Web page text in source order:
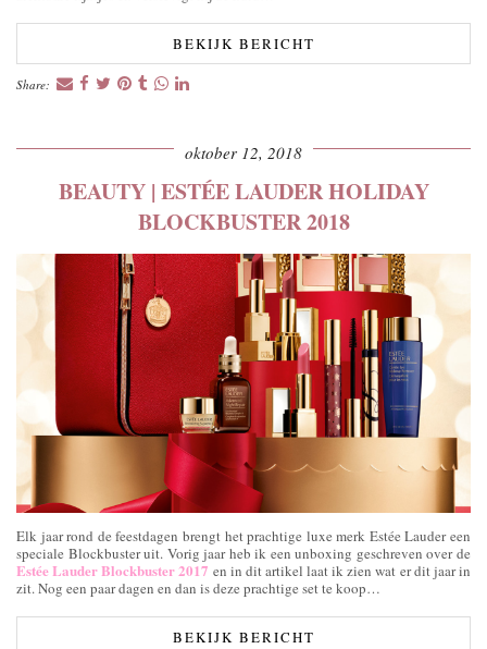
BEKIJK BERICHT
Share:
oktober 12, 2018
BEAUTY | ESTÉE LAUDER HOLIDAY
BLOCKBUSTER 2018
Elk jaar rond de feestdagen brengt het prachtige luxe merk Estée Lauder een
speciale Blockbuster uit. Vorig jaar heb ik een unboxing geschreven over de
Estée Lauder Blockbuster 2017 en in dit artikel laat ik zien wat er dit jaar in
zit. Nog een paar dagen en dan is deze prachtige set te koop…
BEKIJK BERICHT